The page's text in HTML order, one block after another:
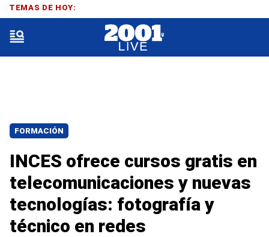
FORMACIÓN
INCES ofrece cursos gratis en
telecomunicaciones y nuevas
tecnologías: fotografía y
técnico en redes
TEMAS DE HOY: